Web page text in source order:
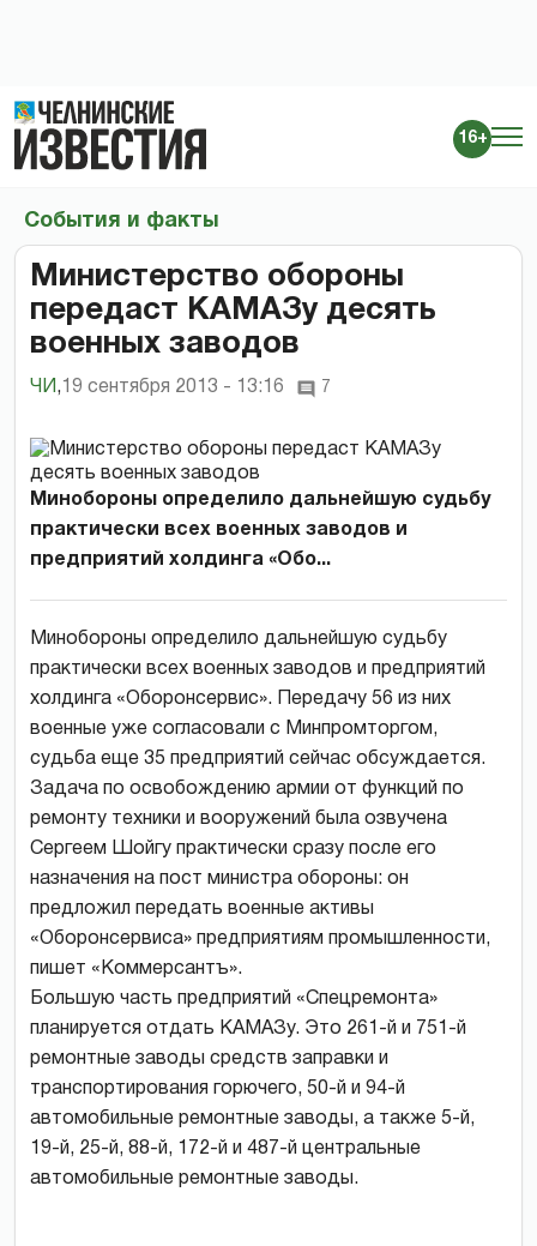
16+
События и факты
Министерство обороны
передаст КАМАЗу десять
военных заводов
ЧИ , 19 сентября 2013 - 13:16 7
Минобороны определило дальнейшую судьбу
практически всех военных заводов и
предприятий холдинга «Обо...
Минобороны определило дальнейшую судьбу
практически всех военных заводов и предприятий
холдинга «Оборонсервис». Передачу 56 из них
военные уже согласовали с Минпромторгом,
судьба еще 35 предприятий сейчас обсуждается.
Задача по освобождению армии от функций по
ремонту техники и вооружений была озвучена
Сергеем Шойгу практически сразу после его
назначения на пост министра обороны: он
предложил передать военные активы
«Оборонсервиса» предприятиям промышленности,
пишет «Коммерсантъ».
Большую часть предприятий «Спецремонта»
планируется отдать КАМАЗу. Это 261-й и 751-й
ремонтные заводы средств заправки и
транспортирования горючего, 50-й и 94-й
автомобильные ремонтные заводы, а также 5-й,
19-й, 25-й, 88-й, 172-й и 487-й центральные
автомобильные ремонтные заводы.